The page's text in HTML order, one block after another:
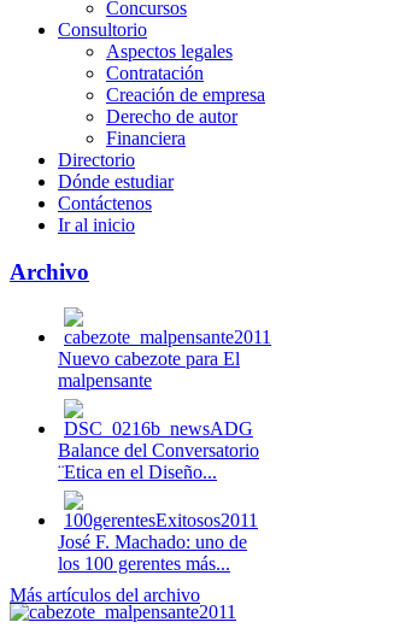
Concursos
Consultorio
Aspectos legales
Contratación
Creación de empresa
Derecho de autor
Financiera
Directorio
Dónde estudiar
Contáctenos
Ir al inicio
Archivo
Nuevo cabezote para El
malpensante
Balance del Conversatorio
¨Etica en el Diseño...
José F. Machado: uno de
los 100 gerentes más...
Más artículos del archivo